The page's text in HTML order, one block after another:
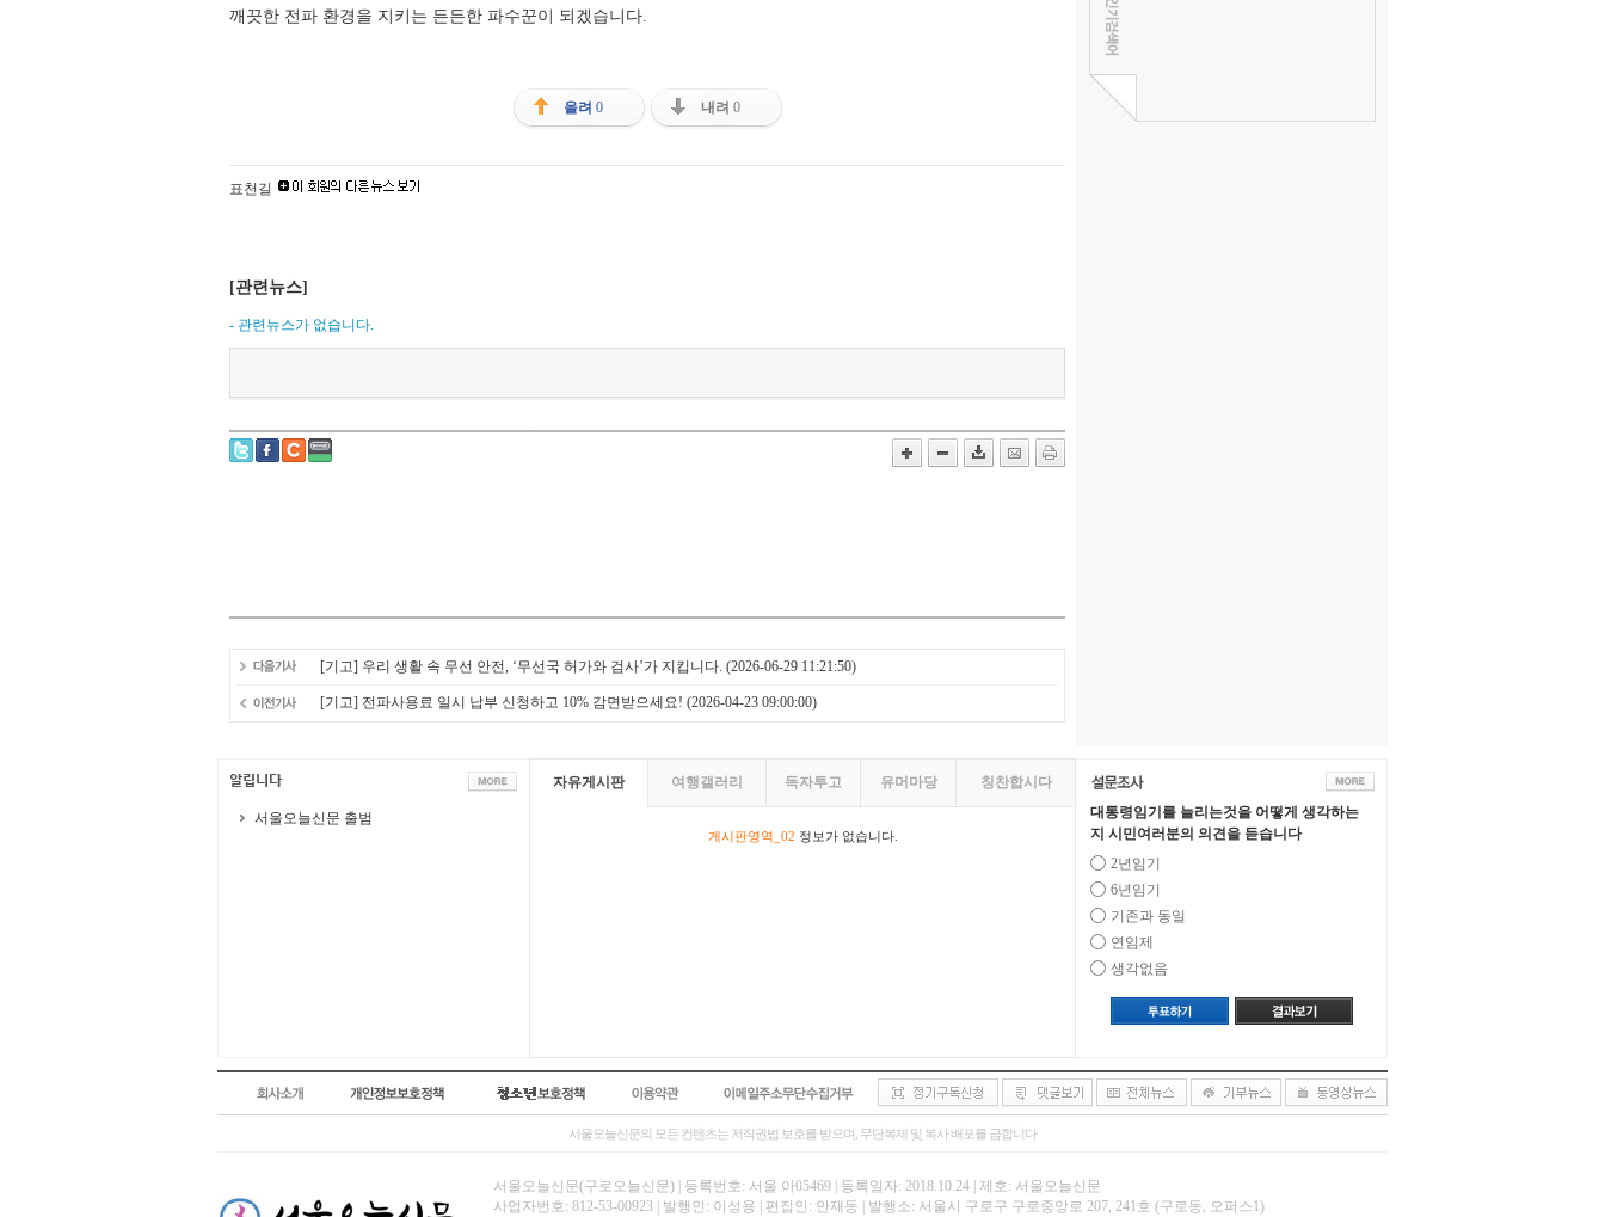
깨끗한 전파 환경을 지키는 든든한 파수꾼이 되겠습니다.
올려 0 내려 0
표천길
[관련뉴스]
- 관련뉴스가 없습니다.
[기고] 우리 생활 속 무선 안전, ‘무선국 허가와 검사’가 지킵니다. (2026-06-29 11:21:50)
[기고] 전파사용료 일시 납부 신청하고 10% 감면받으세요! (2026-04-23 09:00:00)
서울오늘신문 출범
자유게시판 여행갤러리 독자투고 유머마당 칭찬합시다
게시판영역_02 정보가 없습니다.
대통령임기를 늘리는것을 어떻게 생각하는
지 시민여러분의 의견을 듣습니다
2년임기
6년임기
기존과 동일
연임제
생각없음
서울오늘신문의 모든 컨텐츠는 저작권법 보호를 받으며, 무단복제 및 복사 배포를 금합니다
서울오늘신문(구로오늘신문) | 등록번호: 서울 아05469 | 등록일자: 2018.10.24 | 제호: 서울오늘신문
사업자번호: 812-53-00923 | 발행인: 이성용 | 편집인: 안재동 | 발행소: 서울시 구로구 구로중앙로 207, 241호 (구로동, 오퍼스1)